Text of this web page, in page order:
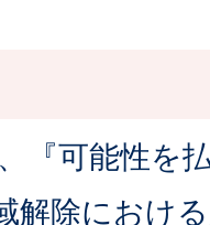
『可能性を
解除におけ